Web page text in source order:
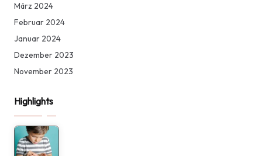
März 2024
Februar 2024
Januar 2024
Dezember 2023
November 2023
Highlights